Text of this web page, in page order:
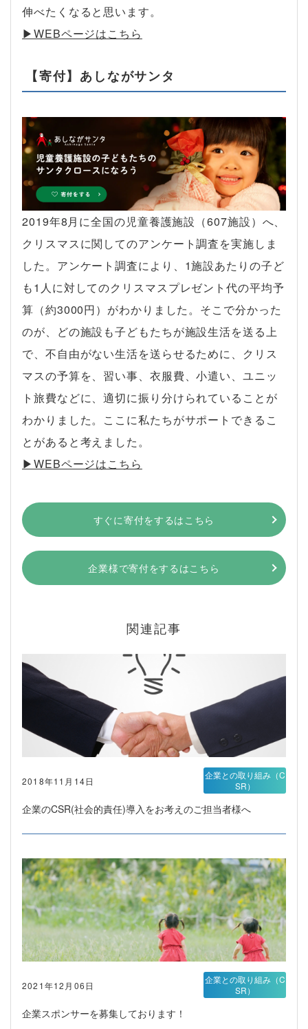
伸べたくなると思います。
▶︎WEBページはこちら
【寄付】あしながサンタ
2019年8月に全国の児童養護施設（607施設）へ、
クリスマスに関してのアンケート調査を実施しま
した。アンケート調査により、1施設あたりの子ど
も1人に対してのクリスマスプレゼント代の平均予
算（約3000円）がわかりました。そこで分かった
のが、どの施設も子どもたちが施設生活を送る上
で、不自由がない生活を送らせるために、クリス
マスの予算を、習い事、衣服費、小遣い、ユニッ
ト旅費などに、適切に振り分けられていることが
わかりました。ここに私たちがサポートできるこ
とがあると考えました。
▶︎WEBページはこちら
すぐに寄付をするはこちら
企業様で寄付をするはこちら
関連記事
2018年11月14日
企業のCSR(社会的責任)導入をお考えのご担当者様へ
企業との取り組み（C
SR）
2021年12月06日
企業スポンサーを募集しております！
企業との取り組み（C
SR）